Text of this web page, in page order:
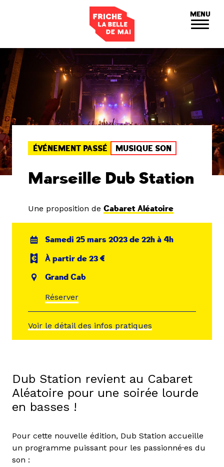
MENU
ÉVÉNEMENT PASSÉ MUSIQUE SON
Marseille Dub Station
Une proposition de Cabaret Aléatoire
Samedi 25 mars 2023 de 22h à 4h
À partir de 23 €
Grand Cab
Réserver
Voir le détail des infos pratiques
Dub Station revient au Cabaret
Aléatoire pour une soirée lourde
en basses !
Pour cette nouvelle édition, Dub Station accueille
un programme puissant pour les passionné·es du
son :
Panneau de gestion des cookies